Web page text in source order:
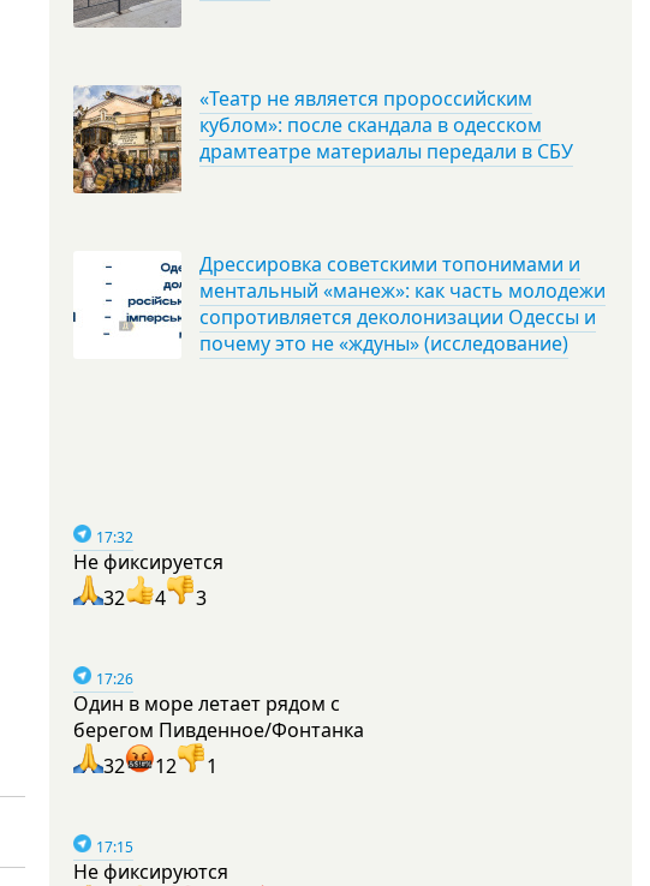
«Театр не является пророссийским
кублом»: после скандала в одесском
драмтеатре материалы передали в СБУ
Дрессировка советскими топонимами и
ментальный «манеж»: как часть молодежи
сопротивляется деколонизации Одессы и
почему это не «ждуны» (исследование)
17:32
Не фиксируется
32
4 3
17:26
Один в море летает рядом с
берегом Пивденное/Фонтанка
32
12 1
17:15
Не фиксируются